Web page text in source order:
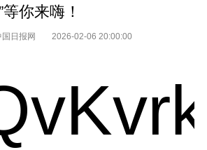
你来嗨！
日报网 2026-02-06 20:00:00